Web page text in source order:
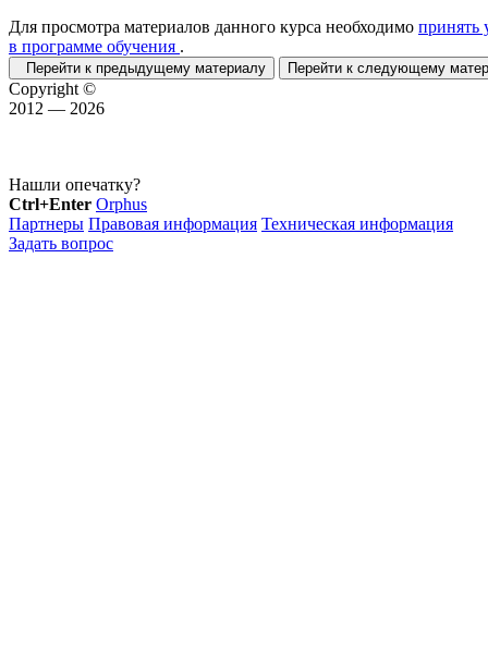
Для просмотра материалов данного курса необходимо принять
в программе обучения .
Перейти к предыдущему материалу Перейти к следующему
Copyright ©
2012 — 2026
Нашли опечатку?
Ctrl+Enter Orphus
Партнеры Правовая информация Техническая информация
Задать вопрос